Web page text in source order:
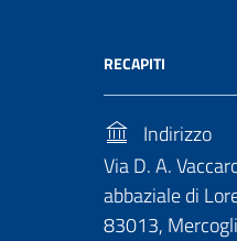
RECAPITI
Indirizzo
Via D. A.
abbaziale di
83013,